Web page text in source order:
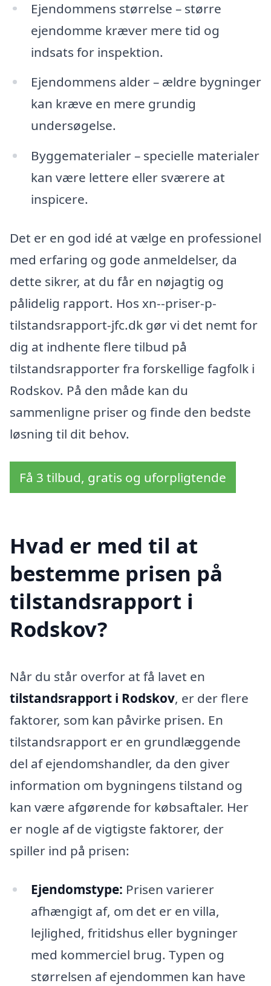
Ejendommens størrelse – større
ejendomme kræver mere tid og
indsats for inspektion.
Ejendommens alder – ældre bygninger
kan kræve en mere grundig
undersøgelse.
Byggematerialer – specielle materialer
kan være lettere eller sværere at
inspicere.
Det er en god idé at vælge en professionel
med erfaring og gode anmeldelser, da
dette sikrer, at du får en nøjagtig og
pålidelig rapport. Hos xn--priser-p-
tilstandsrapport-jfc.dk gør vi det nemt for
dig at indhente flere tilbud på
tilstandsrapporter fra forskellige fagfolk i
Rodskov. På den måde kan du
sammenligne priser og finde den bedste
løsning til dit behov.
Få 3 tilbud, gratis og uforpligtende
Hvad er med til at
bestemme prisen på
tilstandsrapport i
Rodskov?
Når du står overfor at få lavet en
tilstandsrapport i Rodskov, er der flere
faktorer, som kan påvirke prisen. En
tilstandsrapport er en grundlæggende
del af ejendomshandler, da den giver
information om bygningens tilstand og
kan være afgørende for købsaftaler. Her
er nogle af de vigtigste faktorer, der
spiller ind på prisen:
Ejendomstype: Prisen varierer
afhængigt af, om det er en villa,
lejlighed, fritidshus eller bygninger
med kommerciel brug. Typen og
størrelsen af ejendommen kan have